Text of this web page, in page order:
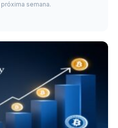
semana.